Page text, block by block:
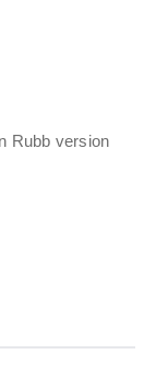
Rubb version